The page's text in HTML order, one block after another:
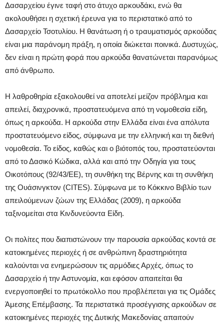
Δασαρχείου έγινε ταφή στο άτυχο αρκουδάκι, ενώ θα
ακολουθήσει η σχετική έρευνα για το περιστατικό από το
Δασαρχείο Τσοτυλίου. Η θανάτωση ή ο τραυματισμός αρκούδας
είναι μια παράνομη πράξη, η οποία διώκεται ποινικά. Δυστυχώς,
δεν είναι η πρώτη φορά που αρκούδα θανατώνεται παρανόμως
από άνθρωπο.
Η λαθροθηρία εξακολουθεί να αποτελεί μείζον πρόβλημα και
απειλεί, διαχρονικά, προστατευόμενα από τη νομοθεσία είδη,
όπως η αρκούδα. Η αρκούδα στην Ελλάδα είναι ένα απόλυτα
προστατευόμενο είδος, σύμφωνα με την ελληνική και τη διεθνή
νομοθεσία. Το είδος, καθώς και ο βιότοπός του, προστατεύονται
από το Δασικό Κώδικα, αλλά και από την Οδηγία για τους
Οικοτόπους (92/43/ΕΕ), τη συνθήκη της Βέρνης και τη συνθήκη
της Ουάσινγκτον (CITES). Σύμφωνα με το Κόκκινο Βιβλίο των
απειλούμενων ζώων της Ελλάδας (2009), η αρκούδα
ταξινομείται στα Κινδυνεύοντα Είδη.
Οι πολίτες που διαπιστώνουν την παρουσία αρκούδας κοντά σε
κατοικημένες περιοχές ή σε ανθρώπινη δραστηριότητα
καλούνται να ενημερώσουν τις αρμόδιες Αρχές, όπως το
Δασαρχείο ή την Αστυνομία, και εφόσον απαιτείται θα
ενεργοποιηθεί το πρωτόκολλο που προβλέπεται για τις Ομάδες
Άμεσης Επέμβασης. Τα περιστατικά προσέγγισης αρκούδων σε
κατοικημένες περιοχές της Δυτικής Μακεδονίας απαιτούν